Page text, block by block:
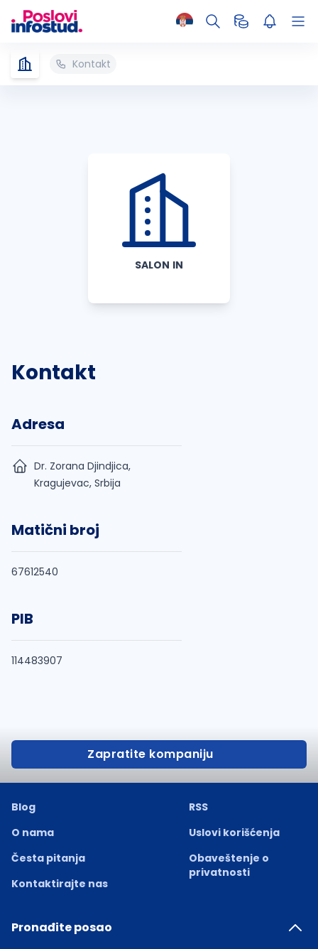
Kontakt
SALON IN
Kontakt
Adresa
Dr. Zorana Djindjica,
Kragujevac, Srbija
Matični broj
67612540
PIB
114483907
Zapratite kompaniju
Blog
O nama
Česta pitanja
Kontaktirajte nas
RSS
Uslovi korišćenja
Obaveštenje o
privatnosti
Pronađite posao